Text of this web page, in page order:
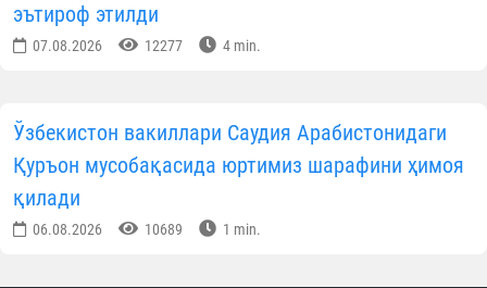
эътироф этилди
07.08.2026 12277 4 min.
Ўзбекистон вакиллари Саудия Арабистонидаги
Қуръон мусобақасида юртимиз шарафини ҳимоя
қилади
06.08.2026 10689 1 min.